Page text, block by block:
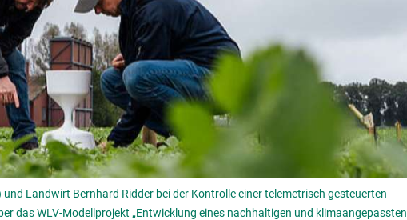
Landwirt Bernhard Ridder bei der Kontrolle einer telemetrisch gesteuerten
das WLV-Modellprojekt „Entwicklung eines nachhaltigen und klimaangepassten